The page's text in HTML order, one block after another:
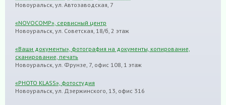
Новоуральск, ул. Автозаводская, 7
«NOVOCOMP», сервисный центр
Новоуральск, ул. Советская, 18/б, 2 этаж
«Ваши документы», фотография на документы, копирование,
сканирование, печать
Новоуральск, ул. Фрунзе, 7, офис 108, 1 этаж
«PHOTO KLASS», фотостудия
Новоуральск, ул. Дзержинского, 13, офис 316